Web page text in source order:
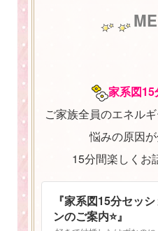
家系図
ご家族全員のエネル
悩みの原因が
15分間楽しくお
『家系図15分セッシ
ンのご案内⭐️』